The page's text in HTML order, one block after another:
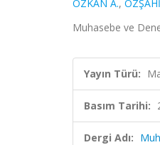
ÖZKAN A.,
Muhasebe ve
Yayın Türü:
Basım Tarihi:
Dergi Adı: